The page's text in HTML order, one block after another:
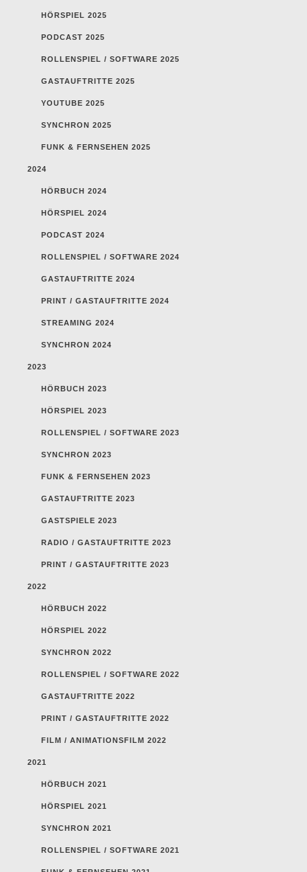
HÖRSPIEL 2025
PODCAST 2025
ROLLENSPIEL / SOFTWARE 2025
GASTAUFTRITTE 2025
YOUTUBE 2025
SYNCHRON 2025
FUNK & FERNSEHEN 2025
2024
HÖRBUCH 2024
HÖRSPIEL 2024
PODCAST 2024
ROLLENSPIEL / SOFTWARE 2024
GASTAUFTRITTE 2024
PRINT / GASTAUFTRITTE 2024
STREAMING 2024
SYNCHRON 2024
2023
HÖRBUCH 2023
HÖRSPIEL 2023
ROLLENSPIEL / SOFTWARE 2023
SYNCHRON 2023
FUNK & FERNSEHEN 2023
GASTAUFTRITTE 2023
GASTSPIELE 2023
RADIO / GASTAUFTRITTE 2023
PRINT / GASTAUFTRITTE 2023
2022
HÖRBUCH 2022
HÖRSPIEL 2022
SYNCHRON 2022
ROLLENSPIEL / SOFTWARE 2022
GASTAUFTRITTE 2022
PRINT / GASTAUFTRITTE 2022
FILM / ANIMATIONSFILM 2022
2021
HÖRBUCH 2021
HÖRSPIEL 2021
SYNCHRON 2021
ROLLENSPIEL / SOFTWARE 2021